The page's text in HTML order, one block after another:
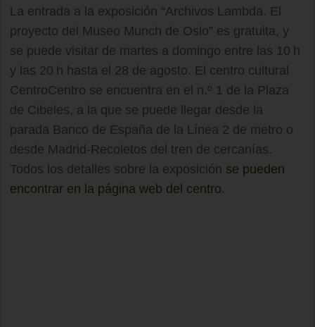
La entrada a la exposición “Archivos Lambda. El
proyecto del Museo Munch de Oslo” es gratuita, y
se puede visitar de martes a domingo entre las 10 h
y las 20 h hasta el 28 de agosto. El centro cultural
CentroCentro se encuentra en el n.º 1 de la Plaza
de Cibeles, a la que se puede llegar desde la
parada Banco de España de la Línea 2 de metro o
desde Madrid-Recoletos del tren de cercanías.
Todos los detalles sobre la exposición se pueden
encontrar en la página web del centro.